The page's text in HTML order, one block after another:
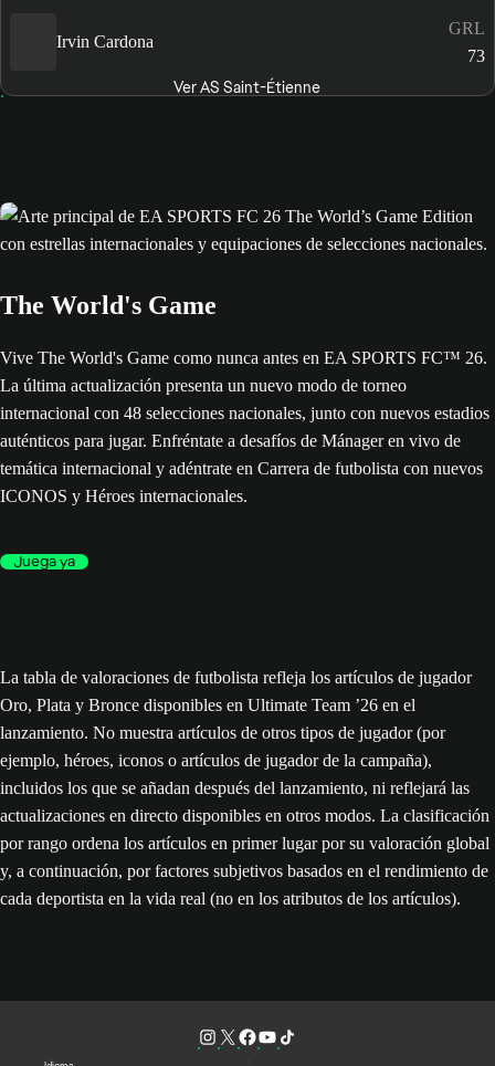
Irvin Cardona
GRL
73
Ver AS Saint-Étienne
The World's Game
Vive The World's Game como nunca antes en EA SPORTS FC™ 26.
La última actualización presenta un nuevo modo de torneo
internacional con 48 selecciones nacionales, junto con nuevos estadios
auténticos para jugar. Enfréntate a desafíos de Mánager en vivo de
temática internacional y adéntrate en Carrera de futbolista con nuevos
ICONOS y Héroes internacionales.
Juega ya
La tabla de valoraciones de futbolista refleja los artículos de jugador
Oro, Plata y Bronce disponibles en Ultimate Team ’26 en el
lanzamiento. No muestra artículos de otros tipos de jugador (por
ejemplo, héroes, iconos o artículos de jugador de la campaña),
incluidos los que se añadan después del lanzamiento, ni reflejará las
actualizaciones en directo disponibles en otros modos. La clasificación
por rango ordena los artículos en primer lugar por su valoración global
y, a continuación, por factores subjetivos basados en el rendimiento de
cada deportista en la vida real (no en los atributos de los artículos).